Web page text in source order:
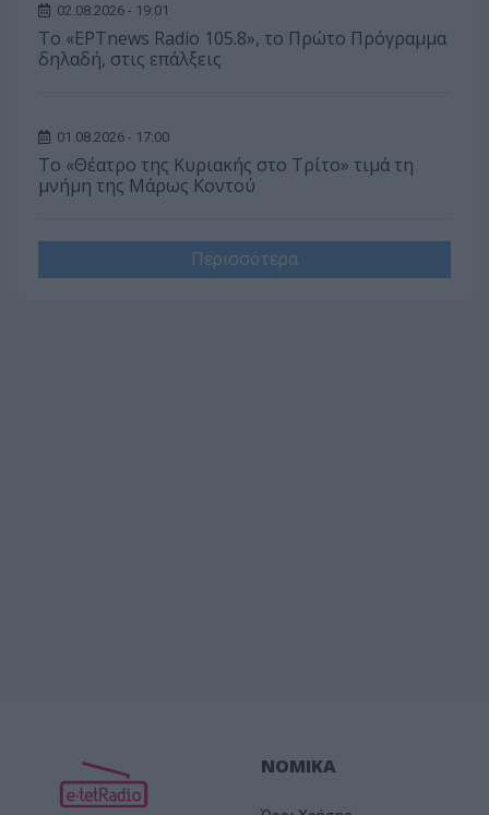
02.08.2026 - 19:01
Το «ΕΡΤnews Radio 105.8», το Πρώτο Πρόγραμμα
δηλαδή, στις επάλξεις
01.08.2026 - 17:00
Το «Θέατρο της Κυριακής στο Τρίτο» τιμά τη
μνήμη της Μάρως Κοντού
Περισσότερα
ΝΟΜΙΚΑ